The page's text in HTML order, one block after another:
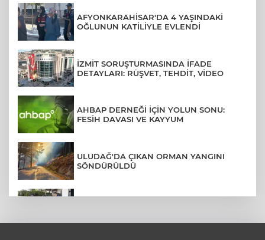
AFYONKARAHİSAR'DA 4 YAŞINDAKİ
OĞLUNUN KATİLİYLE EVLENDİ
İZMİT SORUŞTURMASINDA İFADE
DETAYLARI: RÜŞVET, TEHDİT, VİDEO
AHBAP DERNEĞİ İÇİN YOLUN SONU:
FESİH DAVASI VE KAYYUM
ULUDAĞ'DA ÇIKAN ORMAN YANGINI
SÖNDÜRÜLDÜ